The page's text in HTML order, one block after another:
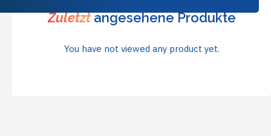
Zuletztangesehene Produkte
You have not viewed any product yet.